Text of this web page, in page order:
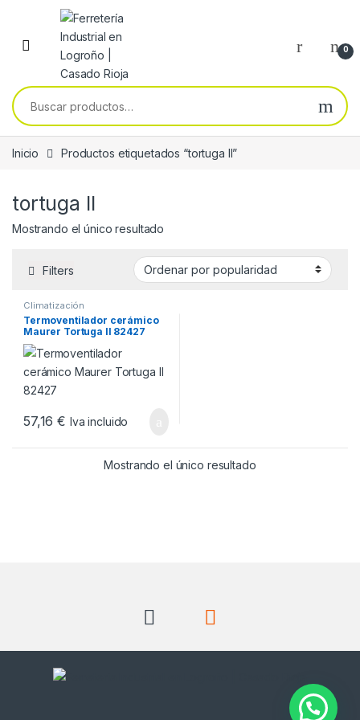
Skip to navigation
Skip to content
0
Buscar por:
Inicio Productos etiquetados “tortuga II”
tortuga II
Mostrando el único resultado
Filters
Climatización
Termoventilador cerámico
Maurer Tortuga II 82427
57,16€ Iva incluido
Mostrando el único resultado